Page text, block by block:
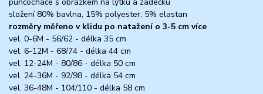
složení 80% bavlna, 15% polyester, 5% elastan
rozměry měřeno v klidu po natažení o 3-5 cm více
vel. 0-6M - 56/62 - délka 35 cm
vel. 6-12M - 68/74 - délka 44 cm
vel. 12-24M - 80/86 - délka 50 cm
vel. 24-36M - 92/98 - délka 54 cm
vel. 36-48M - 104/110 - délka 58 cm